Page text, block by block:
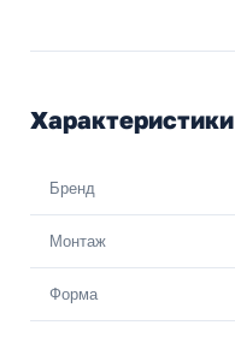
Характеристики
Бренд
Монтаж
Форма